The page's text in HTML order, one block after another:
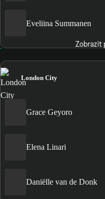
Eveliina Summanen
Zobrazit
London City
Grace Geyoro
Elena Linari
Daniëlle van de Donk